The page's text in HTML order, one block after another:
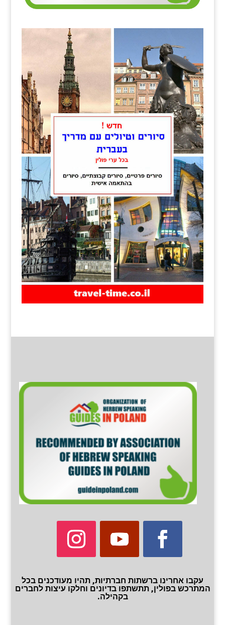
עקבו אחרינו ברשתות חברתיות, תהיו מעודכנים בכל
המתרכש בפולין, תתשתפו בדיונים וחלקו עיצות לחברים
בקהילה.